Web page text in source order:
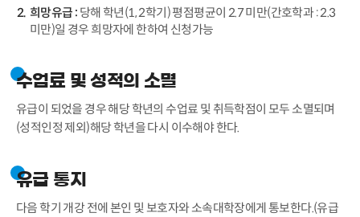
희망유급 : 당해 학년(1, 2학기) 평점평균이 2.7 미만(간호학과 : 2.3
미만)일 경우 희망자에 한하여 신청가능
수업료 및 성적의 소멸
유급이 되었을 경우 해당 학년의 수업료 및 취득학점이 모두 소멸되며
(성적인정 제외)해당 학년을 다시 이수해야 한다.
유급 통지
다음 학기 개강 전에 본인 및 보호자와 소속대학장에게 통보한다.(유급